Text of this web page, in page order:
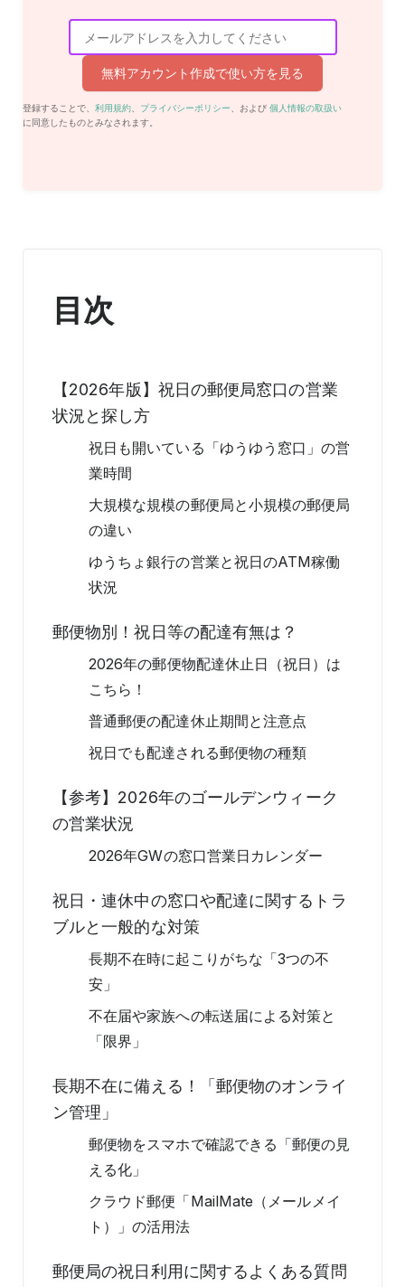
無料アカウント作成で使い方を見る
登録することで、 利用規約 プライバシーポリシー 、および 個人情報の取扱い
に同意したものとみなされます。
目次
【2026年版】祝日の郵便局窓口の営業
状況と探し方
祝日も開いている「ゆうゆう窓口」の営
業時間
大規模な規模の郵便局と小規模の郵便局
の違い
ゆうちょ銀行の営業と祝日のATM稼働
状況
郵便物別！祝日等の配達有無は？
2026年の郵便物配達休止日（祝日）は
こちら！
普通郵便の配達休止期間と注意点
祝日でも配達される郵便物の種類
【参考】2026年のゴールデンウィーク
の営業状況
2026年GWの窓口営業日カレンダー
祝日・連休中の窓口や配達に関するトラ
ブルと一般的な対策
長期不在時に起こりがちな「3つの不
安」
不在届や家族への転送届による対策と
「限界」
長期不在に備える！「郵便物のオンライ
ン管理」
郵便物をスマホで確認できる「郵便の見
える化」
クラウド郵便「MailMate（メールメイ
ト）」の活用法
郵便局の祝日利用に関するよくある質問